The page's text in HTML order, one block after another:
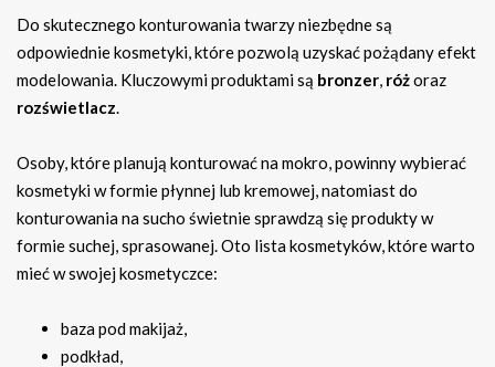
Do skutecznego konturowania twarzy niezbędne są
odpowiednie kosmetyki, które pozwolą uzyskać pożądany efekt
modelowania. Kluczowymi produktami są bronzer, różoraz
rozświetlacz.
Osoby, które planują konturować na mokro, powinny wybierać
kosmetyki w formie płynnej lub kremowej, natomiast do
konturowania na sucho świetnie sprawdzą się produkty w
formie suchej, sprasowanej. Oto lista kosmetyków, które warto
mieć w swojej kosmetyczce:
baza pod makijaż,
podkład,